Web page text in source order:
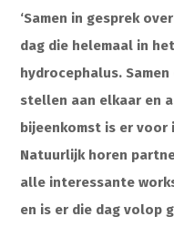
‘Samen in gesprek
dag die helemaal in
hydrocephalus.
stellen aan elkaar en
bijeenkomst is er voor
Natuurlijk horen
alle interessante
en is er die dag volop